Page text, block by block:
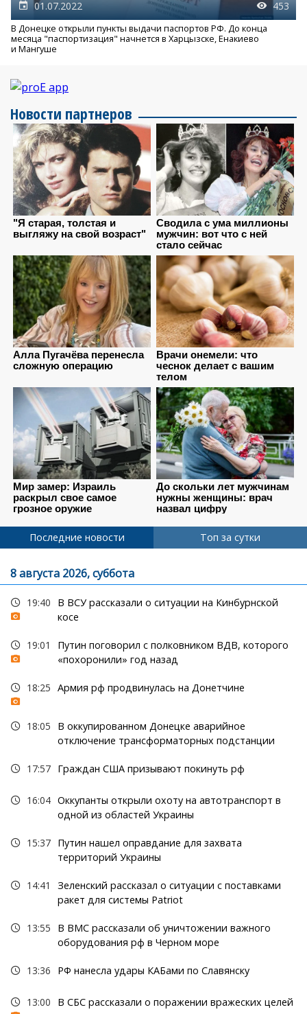
01.07.2022 453
В Донецке открыли пункты выдачи паспортов РФ. До конца
месяца "паспортизация" начнется в Харцызске, Енакиево
и Мангуше
Новости партнеров
Последние новости Топ за сутки
8 августа 2026, суббота
19:40
В ВСУ рассказали о ситуации на Кинбурнской
косе
19:01
Путин поговорил с полковником ВДВ, которого
«похоронили» год назад
18:25 Армия рф продвинулась на Донетчине
18:05
В оккупированном Донецке аварийное
отключение трансформаторных подстанции
17:57 Граждан США призывают покинуть рф
16:04 Оккупанты открыли охоту на автотранспорт в
одной из областей Украины
15:37 Путин нашел оправдание для захвата
территорий Украины
14:41
Зеленский рассказал о ситуации с поставками
ракет для системы Patriot
13:55
В ВМС рассказали об уничтожении важного
оборудования рф в Черном море
13:36 РФ нанесла удары КАБами по Славянску
13:00 В СБС рассказали о поражении вражеских целей